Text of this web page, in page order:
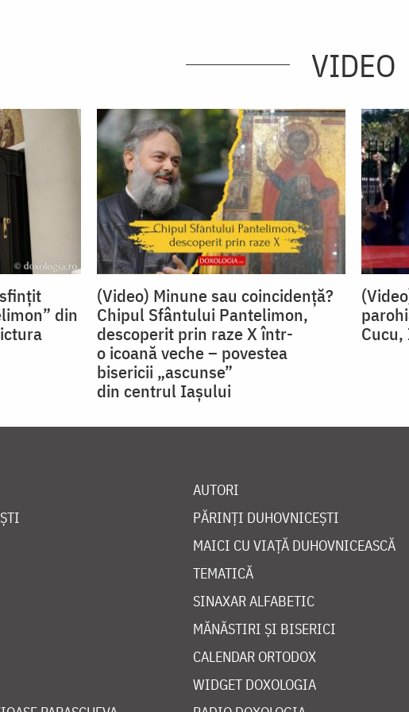
VIDEO
din
(Video) Minune sau coincidenţă?
Chipul Sfântului Pantelimon,
descoperit prin raze X într-
o icoană veche – povestea
bisericii „ascunse”
din centrul Iașului
Cucu,
AUTORI
PĂRINȚI DUHOVNICEȘTI
MAICI CU VIAȚĂ DUHOVNICEASCĂ
TEMATICĂ
SINAXAR ALFABETIC
MĂNĂSTIRI ȘI BISERICI
CALENDAR ORTODOX
WIDGET DOXOLOGIA